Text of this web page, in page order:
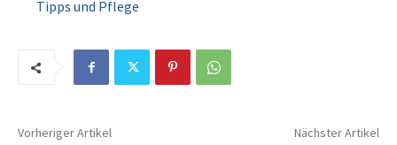
Tipps und Pflege
Vorheriger Artikel Nächster Artikel